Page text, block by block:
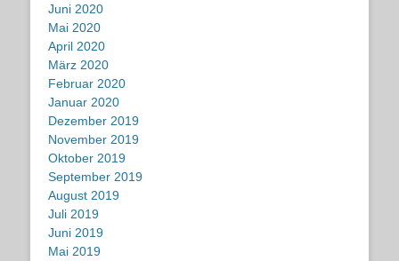
Juni 2020
Mai 2020
April 2020
März 2020
Februar 2020
Januar 2020
Dezember 2019
November 2019
Oktober 2019
September 2019
August 2019
Juli 2019
Juni 2019
Mai 2019